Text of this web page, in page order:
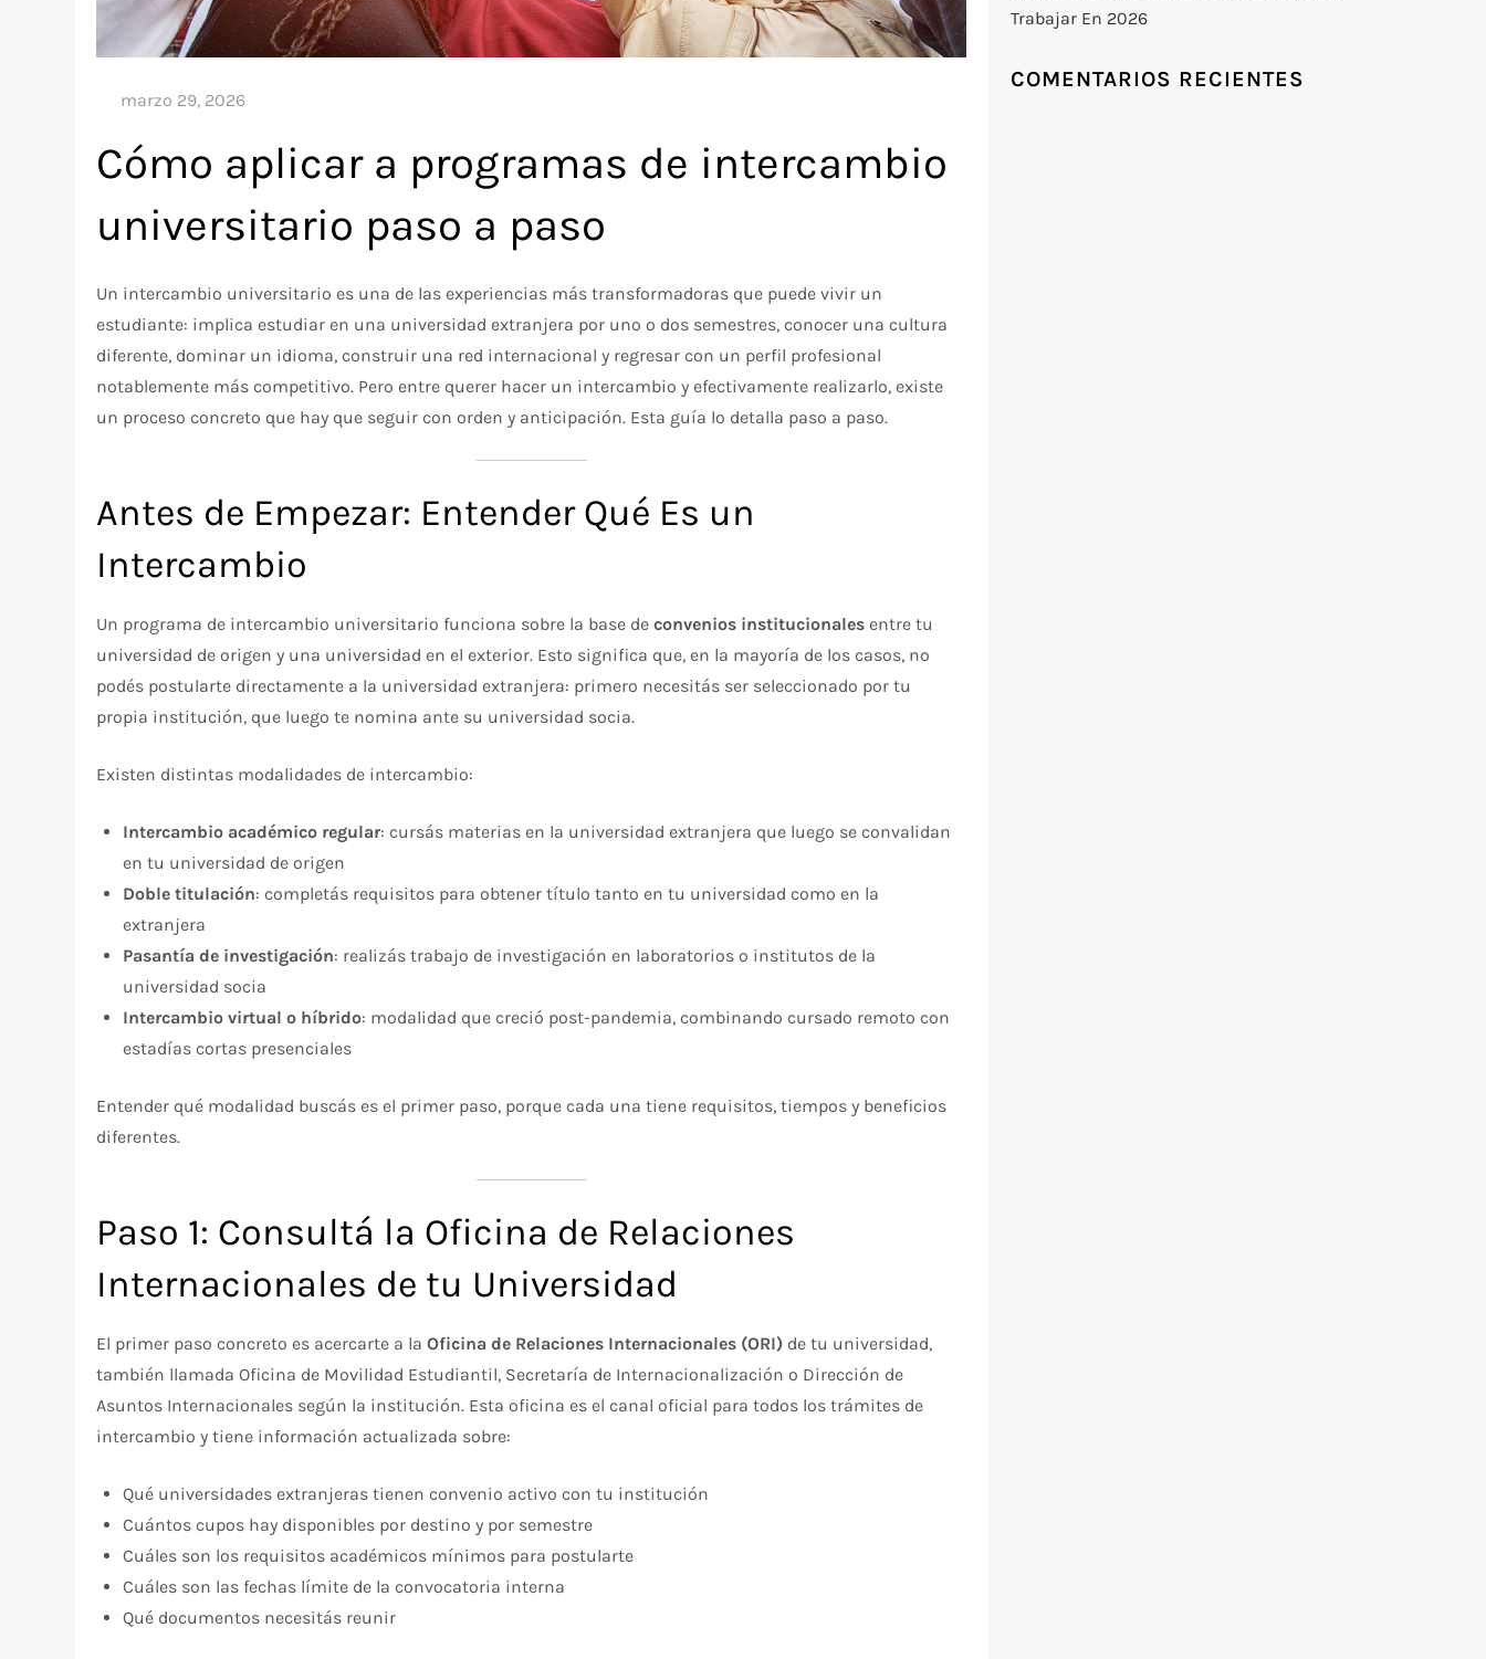
Cómo aplicar a programas de intercambio
universitario paso a paso
Un intercambio universitario es una de las experiencias más transformadoras que puede vivir un
estudiante: implica estudiar en una universidad extranjera por uno o dos semestres, conocer una cultura
diferente, dominar un idioma, construir una red internacional y regresar con un perfil profesional
notablemente más competitivo. Pero entre querer hacer un intercambio y efectivamente realizarlo, existe
un proceso concreto que hay que seguir con orden y anticipación. Esta guía lo detalla paso a paso.
Antes de Empezar: Entender Qué Es un
Intercambio
Un programa de intercambio universitario funciona sobre la base deconvenios institucionales entre tu
universidad de origen y una universidad en el exterior. Esto significa que, en la mayoría de los casos, no
podés postularte directamente a la universidad extranjera: primero necesitás ser seleccionado por tu
propia institución, que luego te nomina ante su universidad socia.
Existen distintas modalidades de intercambio:
Intercambio académico regular: cursás materias en la universidad extranjera que luego se convalidan
en tu universidad de origen
Doble titulación: completás requisitos para obtener título tanto en tu universidad como en la
extranjera
Pasantía de investigación: realizás trabajo de investigación en laboratorios o institutos de la
universidad socia
Intercambio virtual o híbrido: modalidad que creció post-pandemia, combinando cursado remoto con
estadías cortas presenciales
Entender qué modalidad buscás es el primer paso, porque cada una tiene requisitos, tiempos y beneficios
diferentes.
Paso 1: Consultá la Oficina de Relaciones
Internacionales de tu Universidad
El primer paso concreto es acercarte a laOficina de Relaciones Internacionales (ORI) de tu universidad,
también llamada Oficina de Movilidad Estudiantil, Secretaría de Internacionalización o Dirección de
Asuntos Internacionales según la institución. Esta oficina es el canal oficial para todos los trámites de
intercambio y tiene información actualizada sobre:
Qué universidades extranjeras tienen convenio activo con tu institución
Cuántos cupos hay disponibles por destino y por semestre
Cuáles son los requisitos académicos mínimos para postularte
Cuáles son las fechas límite de la convocatoria interna
Qué documentos necesitás reunir
Trabajar En 2026
COMENTARIOS RECIENTES